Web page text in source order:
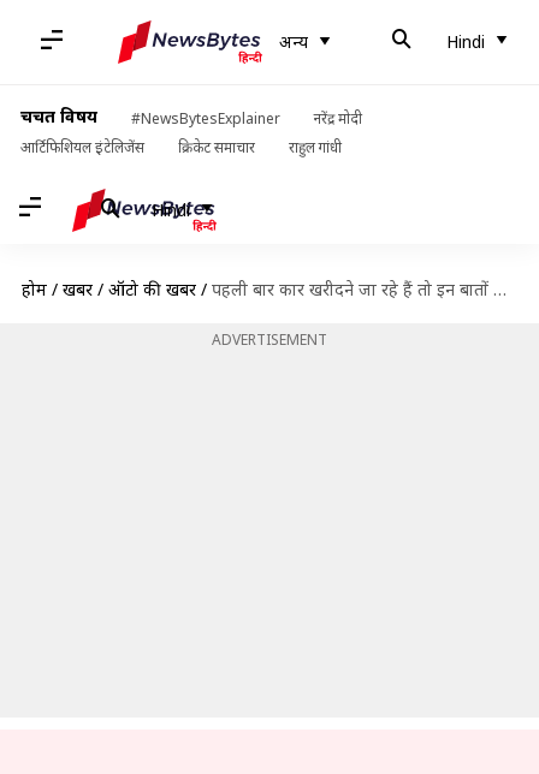
अन्य Hindi
चर्चित विषय #NewsBytesExplainer
नरेंद्र मोदी
आर्टिफिशियल इंटेलिजेंस
क्रिकेट समाचार राहुल गांधी
Hindi
होम / खबरें / ऑटो की खबरें / पहली बार कार खरीदने जा रहे हैं तो इन बातों का जरूर रखें ध्यान
ADVERTISEMENT